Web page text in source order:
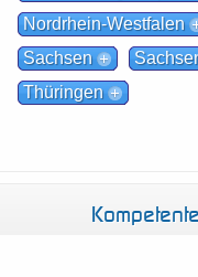
Nordrhein-Westfalen
Sachsen
Thüringen
Kompetente